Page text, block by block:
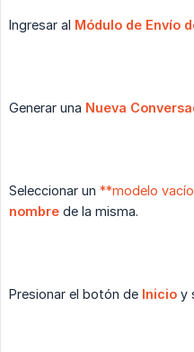
Ingresar al Módulo de Envío
Generar una Nueva
Seleccionar un **modelo
nombre de la misma.
Presionar el botón de Inicio y